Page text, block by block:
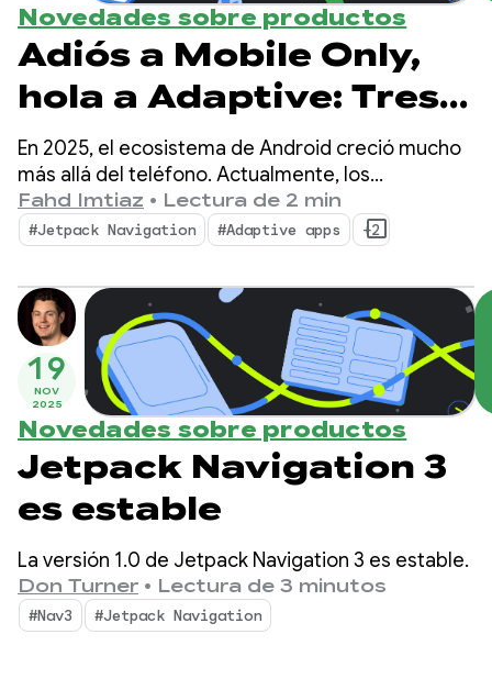
Novedades sobre productos
Adiós a Mobile Only,
hola a Adaptive: Tres
actualizaciones
esenciales de 2025
para compilar apps
En 2025, el ecosistema de Android creció mucho
más allá del teléfono. Actualmente, los
desarrolladores tienen la oportunidad de llegar a
más de 500 millones de dispositivos activos,
incluidos plegables, tablets, XR, Chromebooks y
automóviles compatibles.
Fahd Imtiaz • Lectura de 2 min
#Jetpack Navigation #Adaptive apps +2
19
NOV
2025
Novedades sobre productos
Jetpack Navigation 3
es estable
La versión 1.0 de Jetpack Navigation 3 es estable.
Don Turner • Lectura de 3 minutos
#Nav3 #Jetpack Navigation